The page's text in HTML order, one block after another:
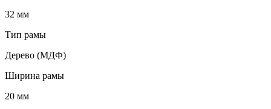
32 мм
Тип рамы
Дерево (МДФ)
Ширина рамы
20 мм